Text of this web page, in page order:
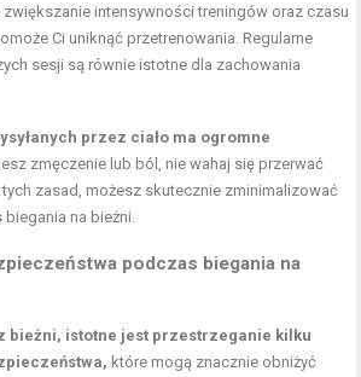
intensywności treningów oraz czasu
Ci uniknąć przetrenowania. Regularne
sesji są równie istotne dla zachowania
przez ciało ma ogromne
zmęczenie lub ból, nie wahaj się przerwać
zasad, możesz skutecznie zminimalizować
na bieżni.
podczas biegania na
bieżni, istotne jest przestrzeganie kilku
które mogą znacznie obniżyć